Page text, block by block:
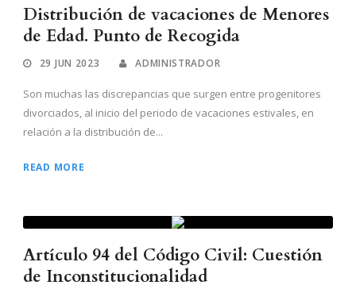
Distribución de vacaciones de Menores
de Edad. Punto de Recogida
29 JUN 2023 ADMINISTRADOR
Son muchas las discrepancias que surgen entre progenitores
divorciados, al inicio del periodo de vacaciones estivales, en
relación a la distribución de...
READ MORE
Artículo 94 del Código Civil: Cuestión
de Inconstitucionalidad